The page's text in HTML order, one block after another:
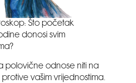
Što početak
donosi svim
polovične odnose niti na
vašim vrijednostima.